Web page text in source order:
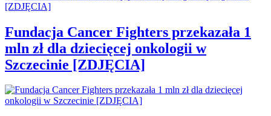
Fundacja Cancer Fighters przekazała 1
mln zł dla dziecięcej onkologii w
Szczecinie [ZDJĘCIA]